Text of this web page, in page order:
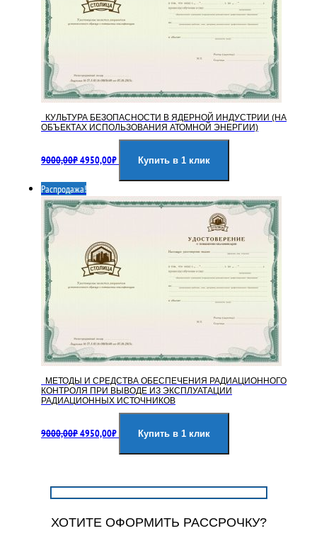
КУЛЬТУРА БЕЗОПАСНОСТИ В ЯДЕРНОЙ ИНДУСТРИИ (НА
ОБЪЕКТАХ ИСПОЛЬЗОВАНИЯ АТОМНОЙ ЭНЕРГИИ)
9000,00₽цена
9000,00₽.
4950,00₽цена:
Купить в 1 клик
Распродажа!
МЕТОДЫ И СРЕДСТВА ОБЕСПЕЧЕНИЯ РАДИАЦИОННОГО
КОНТРОЛЯ ПРИ ВЫВОДЕ ИЗ ЭКСПЛУАТАЦИИ
РАДИАЦИОННЫХ ИСТОЧНИКОВ
9000,00₽цена
4950,00₽цена:
Купить в 1 клик
ХОТИТЕ ОФОРМИТЬ РАССРОЧКУ?